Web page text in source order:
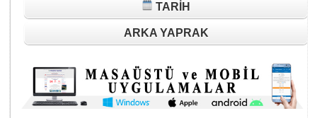
TARIH
ARKA YAPRAK